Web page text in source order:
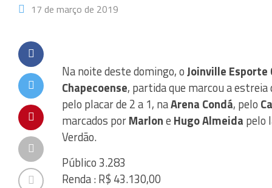
17 de março de 2019
Na noite deste domingo, oJoinville Esporte
Chapecoense, partida que marcou a
pelo placar de 2 a 1, naArena Condá, pelo
marcados porMarlone Hugo Almeida pelo
Verdão.
Público 3.283
Renda : R$ 43.130,00